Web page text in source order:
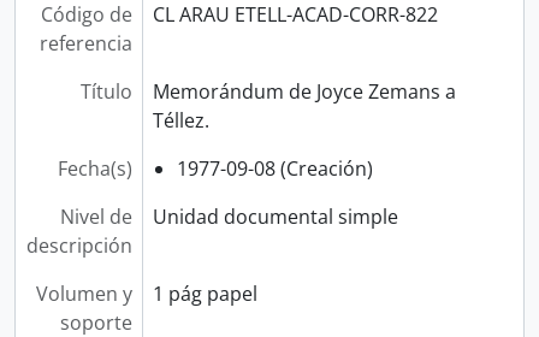
Código de
referencia
CL ARAU ETELL-ACAD-CORR-822
Título
Memorándum de Joyce Zemans a
Téllez.
Fecha(s)
1977-09-08 (Creación)
Nivel de
descripción
Unidad documental simple
Volumen y
soporte
1 pág papel